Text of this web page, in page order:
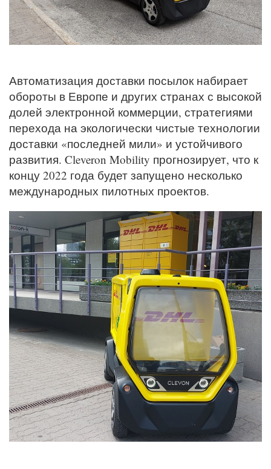
Автоматизация доставки посылок набирает
обороты в Европе и других странах с высокой
долей электронной коммерции, стратегиями
перехода на экологически чистые технологии
доставки «последней мили» и устойчивого
развития. Cleveron Mobility прогнозирует, что к
концу 2022 года будет запущено несколько
международных пилотных проектов.